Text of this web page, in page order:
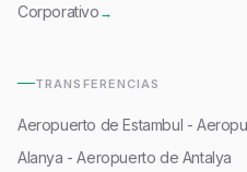
Corporativo →
TRANSFERENCIAS
Aeropuerto de Estambul -
Alanya - Aeropuerto de Antalya